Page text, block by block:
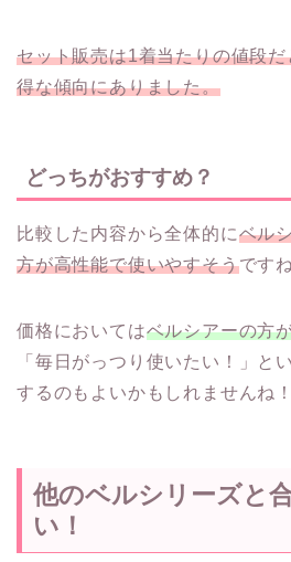
セット販売は1着当たりの値段
得な傾向にありました。
どっちがおすすめ？
比較した内容から全体的にベル
方が高性能で使いやすそうですね
価格においてはベルシアーの方
「毎日がっつり使いたい！」と
するのもよいかもしれませんね！
他のベルシリーズと
い！